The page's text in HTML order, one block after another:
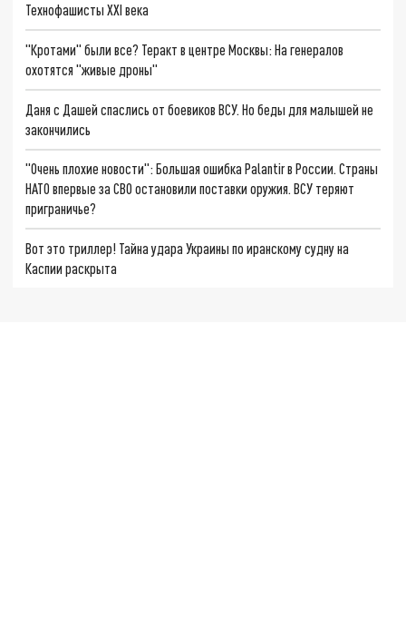
Технофашисты XXI века
"Кротами" были все? Теракт в центре Москвы: На генералов
охотятся "живые дроны"
Даня с Дашей спаслись от боевиков ВСУ. Но беды для малышей не
закончились
"Очень плохие новости": Большая ошибка Palantir в России. Страны
НАТО впервые за СВО остановили поставки оружия. ВСУ теряют
приграничье?
Вот это триллер! Тайна удара Украины по иранскому судну на
Каспии раскрыта